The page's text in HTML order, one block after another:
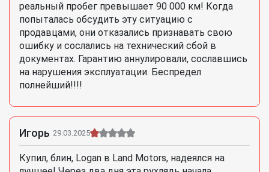
реальный пробег превышает 90 000 км! Когда
попыталась обсудить эту ситуацию с
продавцами, они отказались признавать свою
ошибку и сослались на технический сбой в
документах. Гарантию аннулировали, сославшись
на нарушения эксплуатации. Беспредел
полнейший!!!!
Игорь 29.03.2025
Купил, блин, Logan в Land Motors, надеялся на